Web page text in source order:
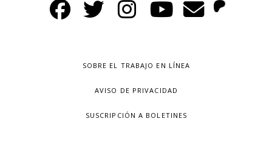
SOBRE EL TRABAJO EN LÍNEA
AVISO DE PRIVACIDAD
SUSCRIPCIÓN A BOLETINES